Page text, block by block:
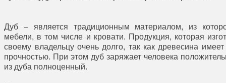
Дуб – является традиционным материалом, из
мебели, в том числе и кровати. Продукция, которая
своему владельцу очень долго, так как древесина
прочностью. При этом дуб заряжает человека
из дуба полноценный.